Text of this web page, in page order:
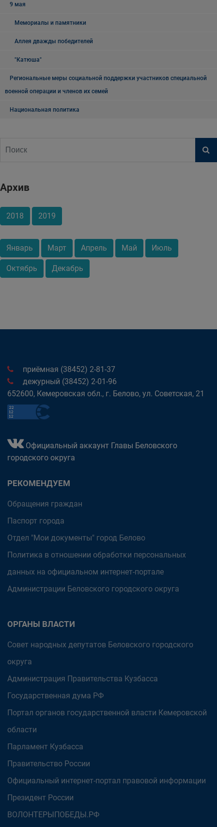
9 мая
Мемориалы и памятники
Аллея дважды победителей
"Катюша"
Региональные меры социальной поддержки участников специальной
военной операции и членов их семей
Национальная политика
Архив
2018 2019
Январь Март Апрель Май Июль
Октябрь Декабрь
приёмная (38452) 2-81-37
дежурный (38452) 2-01-96
652600, Кемеровская обл., г. Белово, ул. Советская, 21
Официальный аккаунт Главы Беловского
городского округа
РЕКОМЕНДУЕМ
Обращения граждан
Паспорт города
Отдел "Мои документы" город Белово
Политика в отношении обработки персональных
данных на официальном интернет-портале
Администрации Беловского городского округа
ОРГАНЫ ВЛАСТИ
Совет народных депутатов Беловского городского
округа
Администрация Правительства Кузбасса
Государственная дума РФ
Портал органов государственной власти Кемеровской
области
Парламент Кузбасса
Правительство России
Официальный интернет-портал правовой информации
Президент России
ВОЛОНТЕРЫПОБЕДЫ.РФ